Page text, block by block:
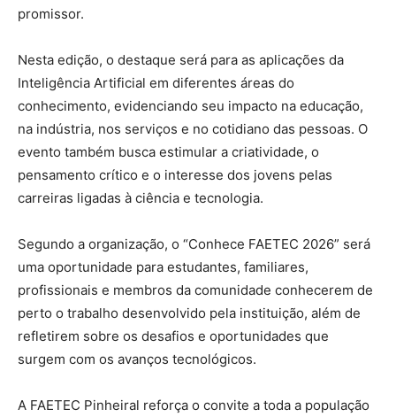
promissor.
Nesta edição, o destaque será para as aplicações da
Inteligência Artificial em diferentes áreas do
conhecimento, evidenciando seu impacto na educação,
na indústria, nos serviços e no cotidiano das pessoas. O
evento também busca estimular a criatividade, o
pensamento crítico e o interesse dos jovens pelas
carreiras ligadas à ciência e tecnologia.
Segundo a organização, o “Conhece FAETEC 2026” será
uma oportunidade para estudantes, familiares,
profissionais e membros da comunidade conhecerem de
perto o trabalho desenvolvido pela instituição, além de
refletirem sobre os desafios e oportunidades que
surgem com os avanços tecnológicos.
A FAETEC Pinheiral reforça o convite a toda a população